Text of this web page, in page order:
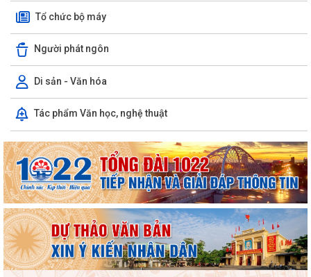
Tổ chức bộ máy
Người phát ngôn
Di sản - Văn hóa
Tác phẩm Văn học, nghệ thuật
Phường Hồng Bàng tổng kết và trao giải Cuộc thi chính luận về bảo vệ
nền tảng tư tưởng của Đảng năm...
PHƯỜNG HỒNG BÀNG NÂNG CAO CHẤT LƯỢNG SINH HOẠT CHI BỘ TỪ
CƠ SỞ
Trường Tiểu học Đinh Tiên Hoàng (phường Hồng Bàng) tăng kiến thức,